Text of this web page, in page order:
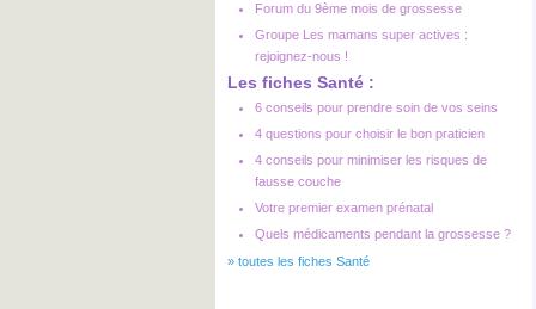
Forum du 9ème mois de grossesse
Groupe Les mamans super actives :
rejoignez-nous !
Les fiches Santé :
6 conseils pour prendre soin de vos seins
4 questions pour choisir le bon praticien
4 conseils pour minimiser les risques de
fausse couche
Votre premier examen prénatal
Quels médicaments pendant la grossesse ?
» toutes les fiches Santé